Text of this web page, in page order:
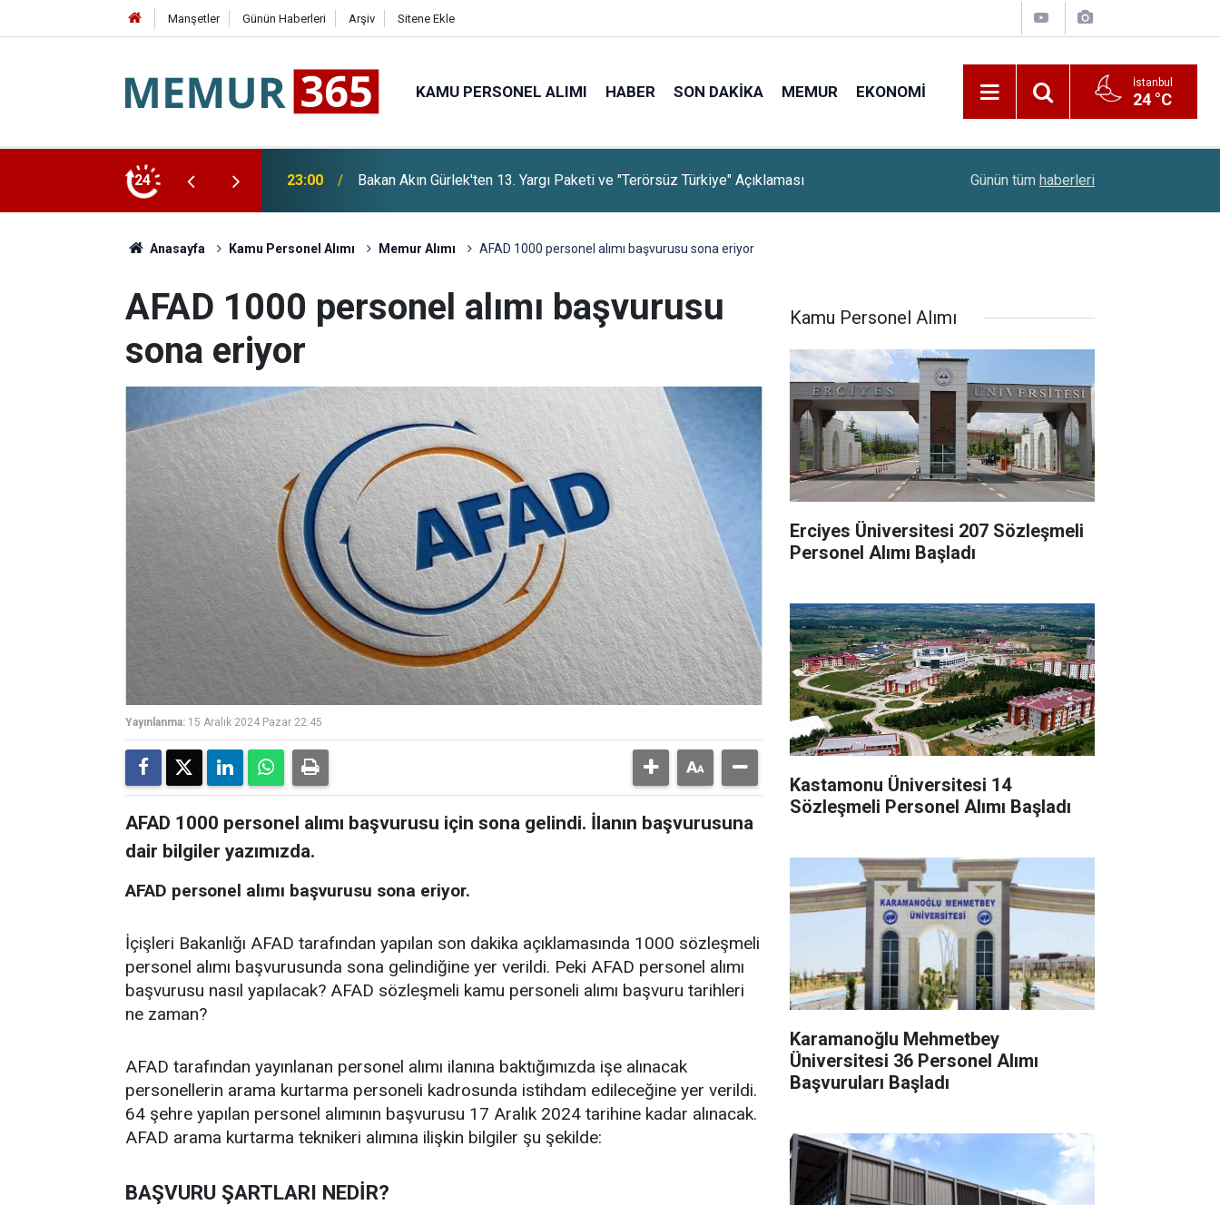
Manşetler Günün Haberleri Arşiv Sitene Ekle
KAMU PERSONEL ALIMI HABER SON DAKIKA MEMUR EKONOMI İstanbul
24 °C
24
22:36
YENİ Parti, Dayanışma Kampanyasında 9 Günlük Bağış Tutarını Açıkladı Çiftçilere 688,2 Milyon Liralık Destek Ödemesi
Günün tüm haberleri
Anasayfa Kamu Personel Alımı Memur Alımı AFAD 1000 personel alımı başvurusu sona eriyor
AFAD 1000 personel alımı başvurusu
sona eriyor
Yayınlanma: 15 Aralık 2024 Pazar 22:45
AFAD 1000 personel alımı başvurusu için sona gelindi. İlanın başvurusuna
dair bilgiler yazımızda.
AFAD personel alımı başvurusu sona eriyor.
İçişleri Bakanlığı AFAD tarafından yapılan son dakika açıklamasında 1000 sözleşmeli
personel alımı başvurusunda sona gelindiğine yer verildi. Peki AFAD personel alımı
başvurusu nasıl yapılacak? AFAD sözleşmeli kamu personeli alımı başvuru tarihleri
ne zaman?
AFAD tarafından yayınlanan personel alımı ilanına baktığımızda işe alınacak
personellerin arama kurtarma personeli kadrosunda istihdam edileceğine yer verildi.
64 şehre yapılan personel alımının başvurusu 17 Aralık 2024 tarihine kadar alınacak.
AFAD arama kurtarma teknikeri alımına ilişkin bilgiler şu şekilde:
BAŞVURU ŞARTLARI NEDİR?
Kamu Personel Alımı
Erciyes Üniversitesi 207 Sözleşmeli
Personel Alımı Başladı
Kastamonu Üniversitesi 14
Sözleşmeli Personel Alımı Başladı
Karamanoğlu Mehmetbey
Üniversitesi 36 Personel Alımı
Başvuruları Başladı